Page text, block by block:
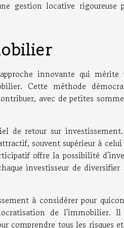
gestion locative rigoureuse
innovante qui mérite
Cette méthode
avec de petites
de retour sur
souvent supérieur à celui
offre la possibilité
investisseur de diversifier
à considérer pour
de l'immobilier.
comprendre tous les risques